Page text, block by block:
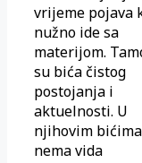
vrijeme pojava
nužno ide sa
materijom.
su bića čistog
postojanja i
aktuelnosti. U
njihovim bićima
nema vida